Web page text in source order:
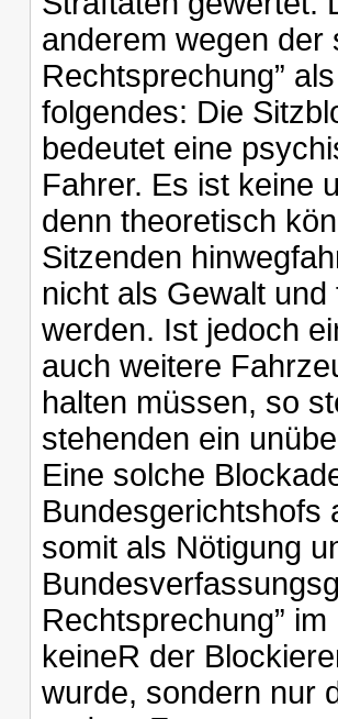
anderem wegen der
Rechtsprechung”
folgendes: Die
bedeutet eine
Fahrer. Es ist keine
denn theoretisch
Sitzenden
nicht als Gewalt
werden. Ist jedoch
auch weitere
halten müssen, so
stehenden ein
Eine solche
Bundesgerichtshofs
somit als Nötigung
Rechtsprechung”
keineR der
wurde, sondern nur